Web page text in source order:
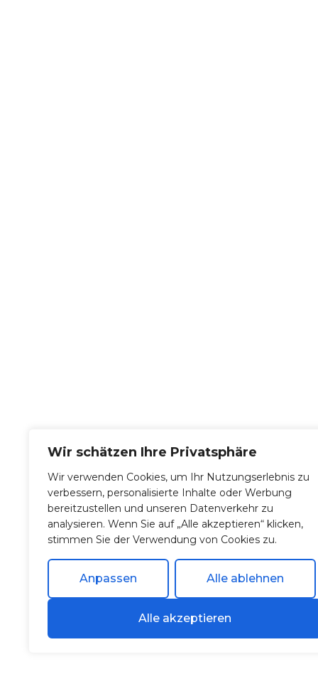
Wir schätzen Ihre Privatsphäre
Wir verwenden Cookies, um Ihr Nutzungserlebnis zu
verbessern, personalisierte Inhalte oder Werbung
bereitzustellen und unseren Datenverkehr zu
analysieren. Wenn Sie auf „Alle akzeptieren“ klicken,
stimmen Sie der Verwendung von Cookies zu.
Anpassen Alle ablehnen
Alle akzeptieren
Wir planen und installieren Photovoltaik- und
Wärmepumpenlösungen für Privat- und
individuell, effizient und alles aus einer Hand. Von
Beratung bis zum Service.
Telefon Email
Home Photovoltaik Wärmepumpe
SolNergy